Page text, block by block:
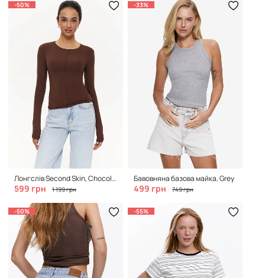
-50%
Лонгслів Second Skin, Chocolate
599 грн 1 199 грн
-33%
Бавовняна базова майка, Grey
499 грн 749 грн
-50% -55%